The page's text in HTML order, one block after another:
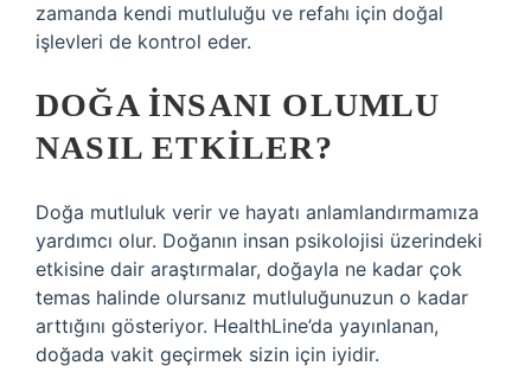
zamanda kendi mutluluğu ve refahı için doğal
işlevleri de kontrol eder.
DOĞA INSANI OLUMLU
NASIL ETKILER?
Doğa mutluluk verir ve hayatı anlamlandırmamıza
yardımcı olur. Doğanın insan psikolojisi üzerindeki
etkisine dair araştırmalar, doğayla ne kadar çok
temas halinde olursanız mutluluğunuzun o kadar
arttığını gösteriyor. HealthLine’da yayınlanan,
doğada vakit geçirmek sizin için iyidir.